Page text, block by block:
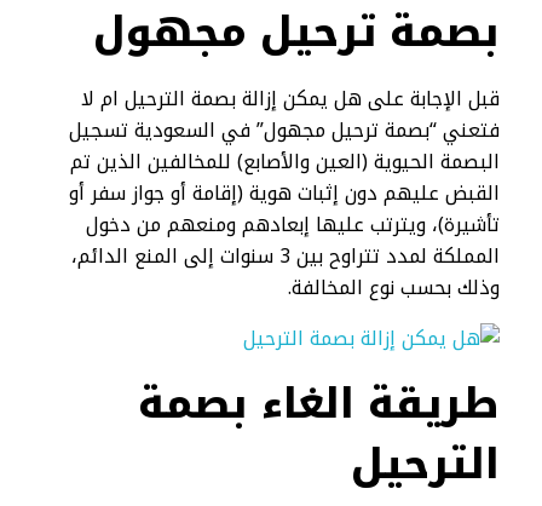
بصمة ترحيل مجهول
قبل الإجابة على هل يمكن إزالة بصمة الترحيل ام لا
فتعني “بصمة ترحيل مجهول” في السعودية تسجيل
البصمة الحيوية (العين والأصابع) للمخالفين الذين تم
القبض عليهم دون إثبات هوية (إقامة أو جواز سفر أو
تأشيرة)، ويترتب عليها إبعادهم ومنعهم من دخول
المملكة لمدد تتراوح بين 3 سنوات إلى المنع الدائم،
وذلك بحسب نوع المخالفة.
طريقة الغاء بصمة
الترحيل